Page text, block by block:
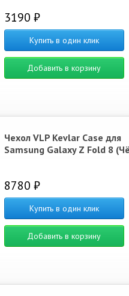
3190 ₽
Купить в один клик
Добавить в корзину
Чехол VLP Kevlar Case для
Samsung Galaxy Z Fold 8
8780 ₽
Купить в один клик
Добавить в корзину